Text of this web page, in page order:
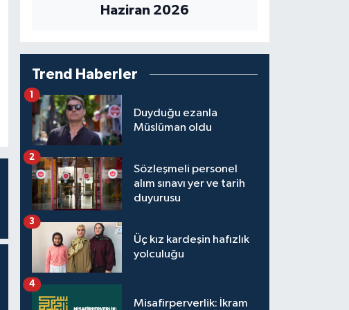
Haziran 2026
Trend Haberler
Duyduğu ezanla
Müslüman oldu
1
Sözleşmeli personel
alım sınavı yer ve tarih
duyurusu
2
Üç kız kardeşin hafızlık
yolculuğu
3
Misafirperverlik: İkram
4